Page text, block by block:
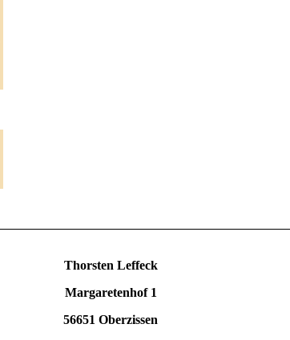
Thorsten Leffeck
Margaretenhof 1
56651 Oberzissen